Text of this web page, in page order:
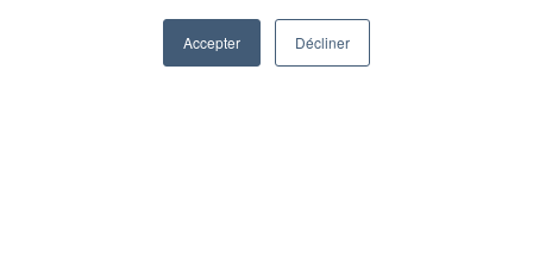
Accepter Décliner